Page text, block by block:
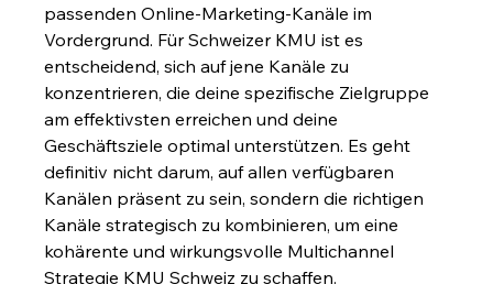
passenden Online-Marketing-Kanäle im
Vordergrund. Für Schweizer KMU ist es
entscheidend, sich auf jene Kanäle zu
konzentrieren, die deine spezifische Zielgruppe
am effektivsten erreichen und deine
Geschäftsziele optimal unterstützen. Es geht
definitiv nicht darum, auf allen verfügbaren
Kanälen präsent zu sein, sondern die richtigen
Kanäle strategisch zu kombinieren, um eine
kohärente und wirkungsvolle Multichannel
Strategie KMU Schweiz zu schaffen.